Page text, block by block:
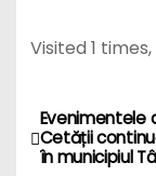
Visited 1
N
Evenimentele
Cetății
în municipiul